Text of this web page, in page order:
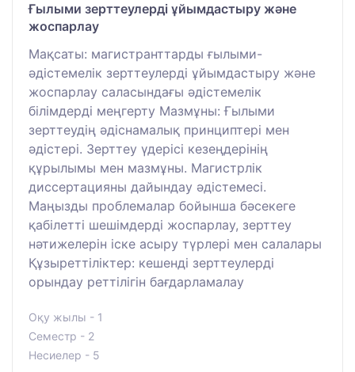
Ғылыми зерттеулерді ұйымдастыру және
жоспарлау
Мақсаты: магистранттарды ғылыми-
әдістемелік зерттеулерді ұйымдастыру және
жоспарлау саласындағы әдістемелік
білімдерді меңгерту Мазмұны: Ғылыми
зерттеудің әдіснамалық принциптері мен
әдістері. Зерттеу үдерісі кезеңдерінің
құрылымы мен мазмұны. Магистрлік
диссертацияны дайындау әдістемесі.
Маңызды проблемалар бойынша бәсекеге
қабілетті шешімдерді жоспарлау, зерттеу
нәтижелерін іске асыру түрлері мен салалары
Құзыреттіліктер: кешенді зерттеулерді
орындау реттілігін бағдарламалау
Оқу жылы - 1
Семестр - 2
Несиелер - 5